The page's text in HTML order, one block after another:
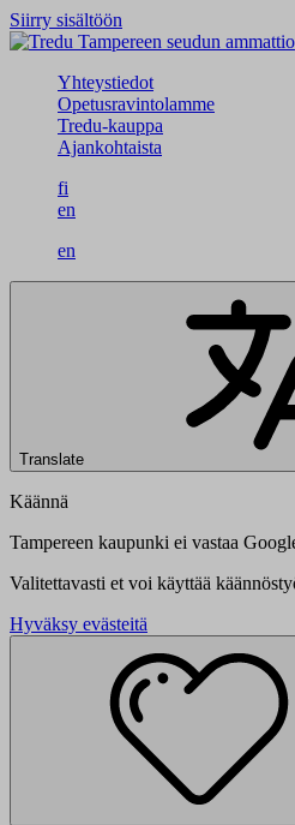
Siirry sisältöön
Yhteystiedot
Opetusravintolamme
Tredu-kauppa
Ajankohtaista
fi
en
en
Translate
Käännä
Tampereen kaupunki ei vastaa
Valitettavasti et voi käyttää
Hyväksy evästeitä